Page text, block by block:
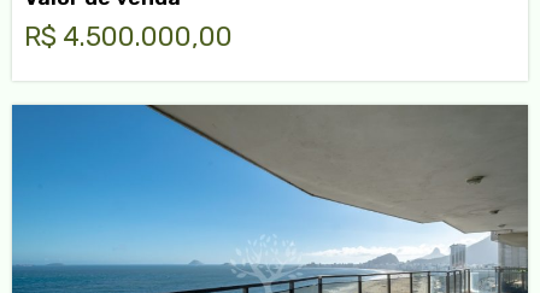
R$ 4.500.000,00